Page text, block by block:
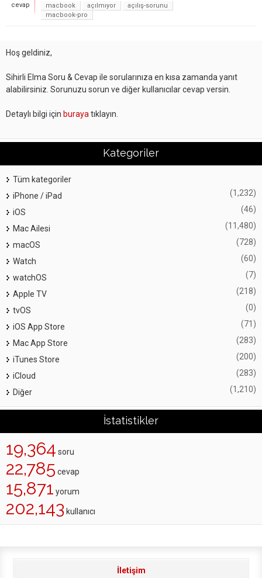
cevap
macbook
açılmıyor
açılış-sorunu
macbook-pro
Hoş geldiniz,
Sihirli Elma Soru & Cevap ile sorularınıza en kısa zamanda yanıt
alabilirsiniz. Sorunuzu sorun ve diğer kullanıcılar cevap versin.
Detaylı bilgi için buraya tıklayın.
Kategoriler
Tüm kategoriler
iPhone / iPad
(1,232)
iOS (46)
Mac Ailesi (11,480)
macOS (728)
Watch (60)
watchOS (7)
Apple TV (218)
tvOS (0)
iOS App Store (71)
Mac App Store (283)
iTunes Store (200)
iCloud (283)
Diğer (1,210)
İstatistikler
19,364 soru
22,785 cevap
15,871 yorum
202,143 kullanıcı
İletişim